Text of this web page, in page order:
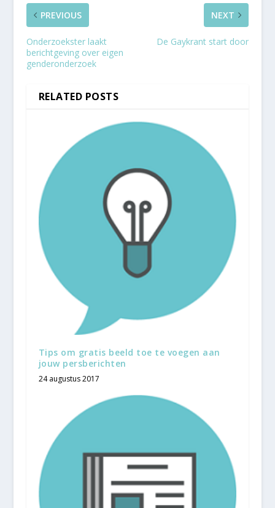
PREVIOUS
Onderzoekster laakt
berichtgeving over eigen
genderonderzoek
NEXT
De Gaykrant start door
RELATED POSTS
Tips om gratis beeld toe te voegen aan
jouw persberichten
24 augustus 2017